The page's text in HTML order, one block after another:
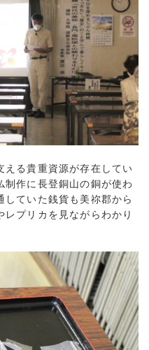
る貴重資源が存在してい
制作に長登銅山の銅が使わ
ていた銭貨も美祢郡から
プリカを見ながらわかり